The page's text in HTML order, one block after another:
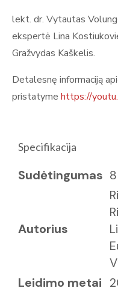
lekt. dr. Vytautas
ekspertė Lina
Gražvydas Kaškelis.
Detalesnę informaciją
pristatyme https://
Specifikacija
Sudėtingumas
Autorius
Leidimo metai